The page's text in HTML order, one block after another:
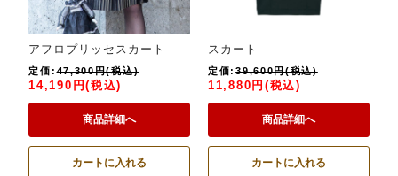
アフロプリッセスカート
定価:47,300円(税込)
14,190円(税込)
商品詳細へ
カートに入れる
スカート
定価:39,600円(税込)
11,880円(税込)
商品詳細へ
カートに入れる